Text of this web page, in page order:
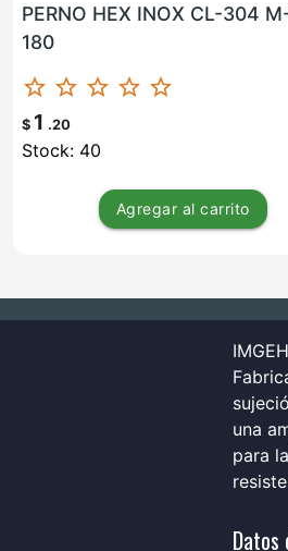
PERNO HEX INOX CL-304
180
star_border star_border star_border star_border star_border
$ 1 .20
Stock: 40
Agregar al carrito
una
para